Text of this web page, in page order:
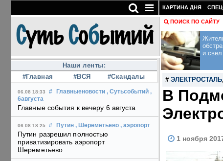
Наши ленты:
#Главная
#ВСЯ #Скандалы
06.08 18:33 # Главныеновости , Сутьсобытий ,
6августа
Главные события к вечеру 6 августа
06.08 18:25 # Путин , Шереметьево , аэропорт
Путин разрешил полностью
приватизировать аэропорт
Шереметьево
КАРТИНА ДНЯ
ПОИСК ПО САЙТУ
и
# ЭЛЕКТРОСТАЛЬ
В
1 ноября